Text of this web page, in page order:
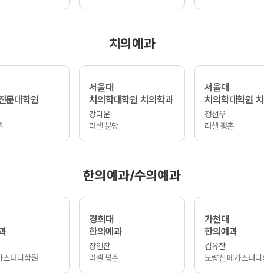
치의예과
문대학원
서울대
치의학대학원 치의학과
강다윤
러셀 분당
서울대
치의학대학원
정선우
러셀 평촌
한의예과/수의예과
스터디학원
경희대
한의예과
장인찬
러셀 평촌
가천대
한의예과
김유찬
노량진 메가스터디